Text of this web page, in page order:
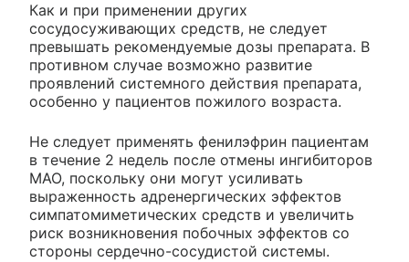
Как и при применении других
сосудосуживающих средств, не следует
превышать рекомендуемые дозы препарата. В
противном случае возможно развитие
проявлений системного действия препарата,
особенно у пациентов пожилого возраста.
Не следует применять фенилэфрин пациентам
в течение 2 недель после отмены ингибиторов
МАО, поскольку они могут усиливать
выраженность адренергических эффектов
симпатомиметических средств и увеличить
риск возникновения побочных эффектов со
стороны сердечно-сосудистой системы.